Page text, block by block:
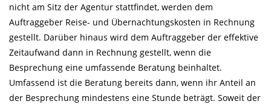
nicht am Sitz der Agentur stattfindet, werden dem
Auftraggeber Reise- und Übernachtungskosten in Rechnung
gestellt. Darüber hinaus wird dem Auftraggeber der effektive
Zeitaufwand dann in Rechnung gestellt, wenn die
Besprechung eine umfassende Beratung beinhaltet.
Umfassend ist die Beratung bereits dann, wenn ihr Anteil an
der Besprechung mindestens eine Stunde beträgt. Soweit der